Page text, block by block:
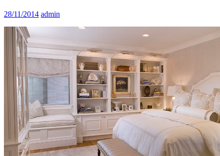
28/11/2014 admin